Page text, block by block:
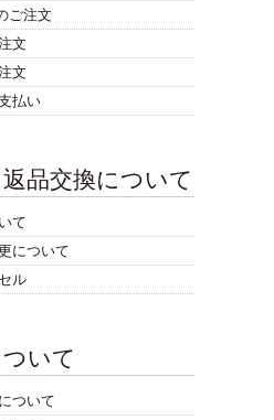
ご注文
文
文
払い
品交換について
て
について
ル
いて
ついて